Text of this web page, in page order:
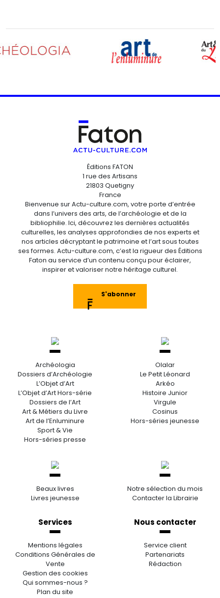
Éditions FATON
1 rue des Artisans
21803 Quetigny
France
Bienvenue sur Actu-culture.com, votre porte d’entrée
dans l’univers des arts, de l’archéologie et de la
bibliophilie. Ici, découvrez les dernières actualités
culturelles, les analyses approfondies de nos experts et
nos articles décryptant le patrimoine et l’art sous toutes
ses formes. Actu-culture.com, c’est la rigueur des Éditions
Faton au service d’un contenu conçu pour éclairer,
inspirer et valoriser notre héritage culturel.
S'abonner
Archéologia
Dossiers d’Archéologie
L’Objet d’Art
L’Objet d’Art Hors-série
Dossiers de l’Art
Art & Métiers du Livre
Art de l’Enluminure
Sport & Vie
Hors-séries presse
Olalar
Le Petit Léonard
Arkéo
Histoire Junior
Virgule
Cosinus
Hors-séries jeunesse
Beaux livres
Livres jeunesse
Notre sélection du mois
Contacter la Librairie
Services
Mentions légales
Conditions Générales de
Vente
Gestion des cookies
Qui sommes-nous ?
Plan du site
Nous contacter
Service client
Partenariats
Rédaction